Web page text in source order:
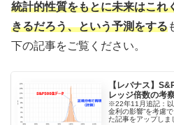
統計的性質をもとに未来はこれ
きるだろう、という予測をする
下の記事をご覧ください。
【レバナス】
レッジ倍数の考
※22年11月追記：以
金利の影響”を考慮
た記事をアップしま